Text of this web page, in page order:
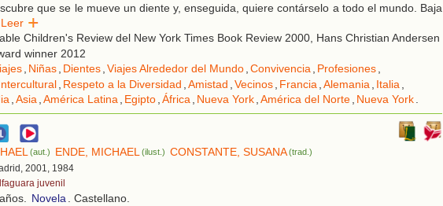
que se le mueve un diente y, enseguida, quiere contárselo a todo el mundo. Baja
Leer
Children's Review del New York Times Book Review 2000, Hans Christian Andersen
winner 2012
, Niñas, Dientes,Viajes Alrededor del Mundo,Convivencia, Profesiones,
, Respeto a la Diversidad ,Amistad ,Vecinos, Francia,Alemania, Italia,
,Asia,América Latina, Egipto,África, Nueva York,América del Norte, Nueva York.
(aut.) ENDE, MICHAEL(ilust.) CONSTANTE, SUSANA(trad.)
2001, 1984
juvenil
Novela. Castellano.